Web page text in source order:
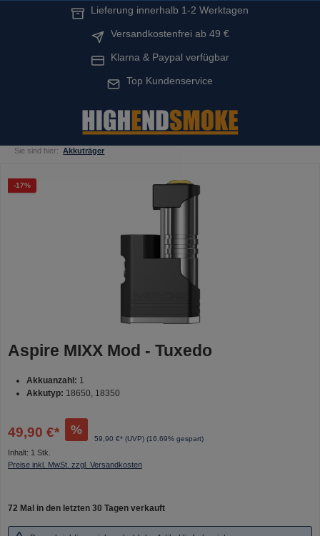
Lieferung innerhalb 1-2 Werktagen
Versandkostenfrei ab 49 €
Klarna & Paypal verfügbar
Top Kundenservice
Sie sind hier: Akkuträger
Bildergalerie überspringen
-17%Rabatt
Aspire MIXX Mod - Tuxedo
Akkuanzahl: 1
Akkutyp: 18650, 18350
49,90 €* %
59,90 €* (UVP) (16.69% gespart)
Inhalt: 1 Stk.
Preise inkl. MwSt. zzgl. Versandkosten
72 Mal in den letzten 30 Tagen verkauft